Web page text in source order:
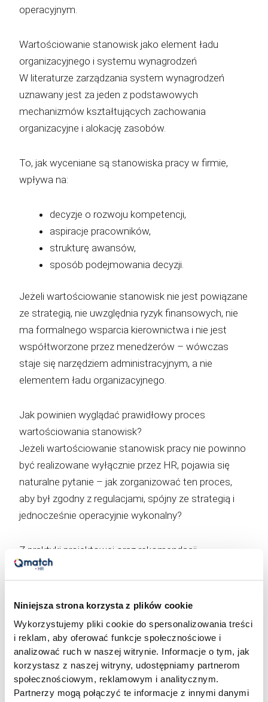
Niniejsza strona korzysta z plików cookie
Wykorzystujemy pliki cookie do spersonalizowania treści
i reklam, aby oferować funkcje społecznościowe i
analizować ruch w naszej witrynie. Informacje o tym, jak
korzystasz z naszej witryny, udostępniamy partnerom
społecznościowym, reklamowym i analitycznym.
Partnerzy mogą połączyć te informacje z innymi danymi
operacyjnym.
Wartościowanie stanowisk jako element ładu
organizacyjnego i systemu wynagrodzeń
W literaturze zarządzania system wynagrodzeń
uznawany jest za jeden z podstawowych
mechanizmów kształtujących zachowania
organizacyjne i alokację zasobów.
To, jak wyceniane są stanowiska pracy w firmie,
wpływa na:
decyzje o rozwoju kompetencji,
aspiracje pracowników,
strukturę awansów,
sposób podejmowania decyzji.
Jeżeli wartościowanie stanowisk nie jest powiązane
ze strategią, nie uwzględnia ryzyk finansowych, nie
ma formalnego wsparcia kierownictwa i nie jest
współtworzone przez menedżerów – wówczas
staje się narzędziem administracyjnym, a nie
elementem ładu organizacyjnego.
Jak powinien wyglądać prawidłowy proces
wartościowania stanowisk?
Jeżeli wartościowanie stanowisk pracy nie powinno
być realizowane wyłącznie przez HR, pojawia się
naturalne pytanie – jak zorganizować ten proces,
aby był zgodny z regulacjami, spójny ze strategią i
jednocześnie operacyjnie wykonalny?
Z praktyki projektowej oraz rekomendacji
Międzynarodowej Organizacji Pracy (ILO) i
wytycznych ministerialnych wynika, że
najbezpieczniejszy i najbardziej efektywny jest model
społecznego.
W kontekście dyrektywy UE 2023/970 proces
wartościowania stanowisk nie jest już wyłącznie